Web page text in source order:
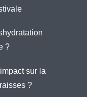
?
sur la
?